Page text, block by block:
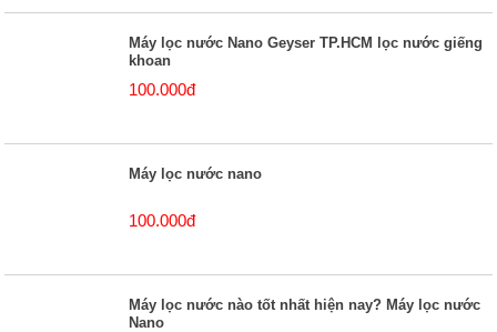
Máy lọc nước Nano Geyser TP.HCM lọc nước giếng
khoan
100.000đ
Máy lọc nước nano
100.000đ
Máy lọc nước nào tốt nhất hiện nay? Máy lọc nước
Nano